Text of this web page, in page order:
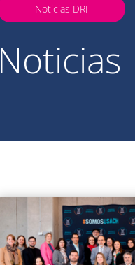
Noticias DRI
Noticias